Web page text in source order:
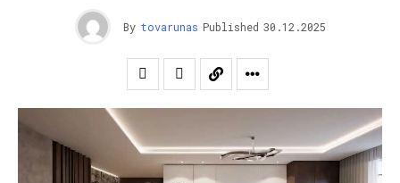
By tovarunas Published 30.12.2025